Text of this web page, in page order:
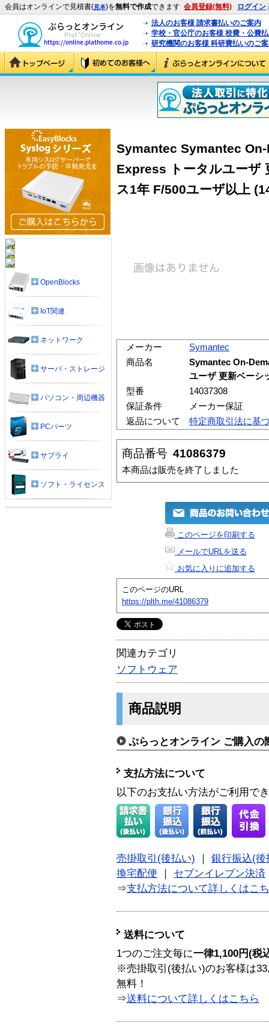
会員はオンラインで見積書(見本)を無料で作成できます 会員登録(無料) ログイン
法人のお客様 請求書払いのご案内
学校・官公庁のお客様 校費・公費
研究機関のお客様 科研費払いのご
Symantec Symantec
Express トータルユーザ
ス1年 F/500ユーザ以上
メーカー
Symantec
商品名
Symantec On-
ユーザ 更新ベーシ
型番
14037308
保証条件
メーカー保証
返品について
特定商取引法に基
商品番号 41086379
本商品は販売を終了しました
このページを印刷する
メールでURLを送る
お気に入りに追加する
このページのURL
https://plth.me/41086379
関連カテゴリ
ソフトウェア
商品説明
ぷらっとオンライン ご購入の
支払方法について
以下のお支払い方法がご利用で
売掛取引(後払い)
銀行振込(後
換宅配便
セブンイレブン決済
⇒支払方法について詳しくはこ
送料について
1つのご注文毎に一律1,100円(税
※売掛取引(後払い)のお客様は
無料！
⇒送料について詳しくはこちら
OpenBlocks
IoT関連
ネットワーク
サーバ・ストレージ
パソコン・周辺機器
PCパーツ
サプライ
ソフト・ライセンス